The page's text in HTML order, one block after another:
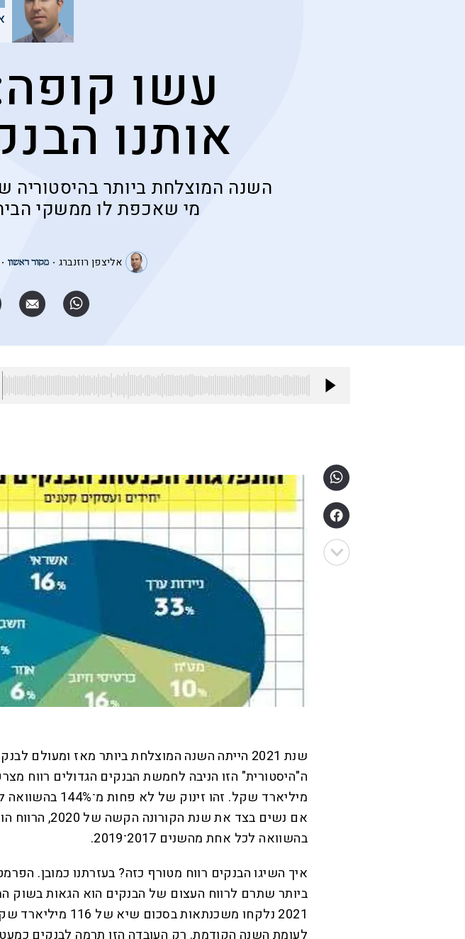
עשו
אותנו
השנה המוצלחת ביותר בהיסטוריה
מי שאכפת לו ממשקי
אליצפן רוזנברג
שנת 2021 הייתה השנה המוצלחת ביותר מאז ומעולם
מיליארד שקל. זהו זינוק
אם נשים בצד את שנת
בהשוואה לכל אחת מהשנים 2017־2019.
איך השיגו הבנקים רווח מטורף כזה? בעזרתנו כמובן.
ביותר שתרם לרווח העצום של הבנקים הוא הגאות בשוק
לעומת השנה הקודמת. רק העובדה הזו תרמה לבנקים